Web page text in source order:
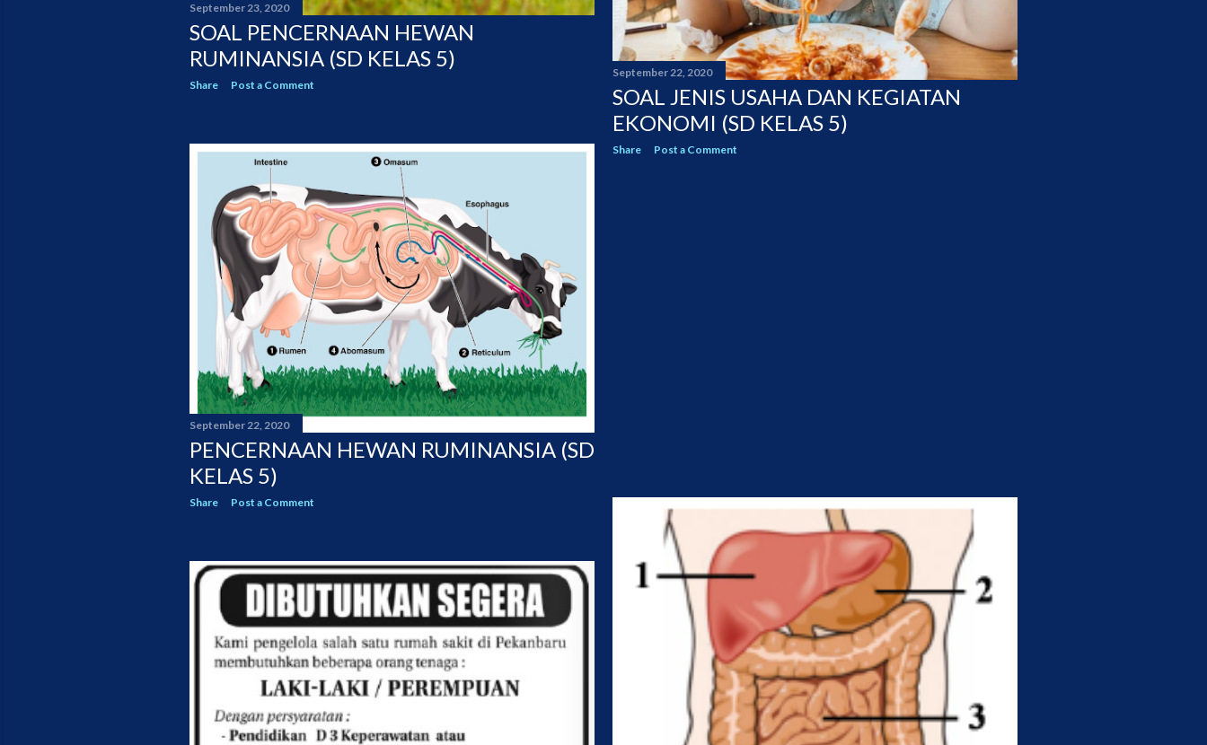
September 23, 2020
SOAL PENCERNAAN HEWAN
RUMINANSIA (SD KELAS 5)
Share Post a Comment
September 22, 2020
SOAL JENIS USAHA DAN KEGIATAN
EKONOMI (SD KELAS 5)
Share Post a Comment
September 22, 2020
PENCERNAAN HEWAN RUMINANSIA (SD
KELAS 5)
Share Post a Comment